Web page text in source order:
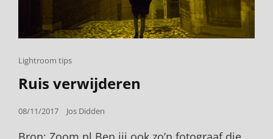
Cat
Lightroom tips
Ruis verwijderen
Posted
08/11/2017 Jos Didden